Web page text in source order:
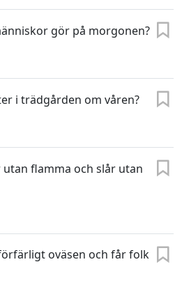
gör på morgonen?
i trädgården om våren?
flamma och slår utan
oväsen och får folk